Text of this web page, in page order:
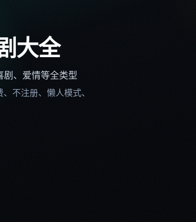
大全
剧、爱情等全类型
不注册、懒人模式、